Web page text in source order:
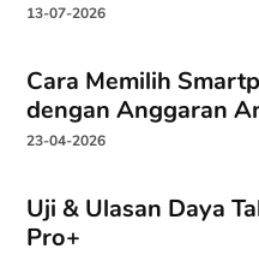
13-07-2026
Cara Memilih
dengan Anggaran
23-04-2026
Uji & Ulasan Daya
Pro+